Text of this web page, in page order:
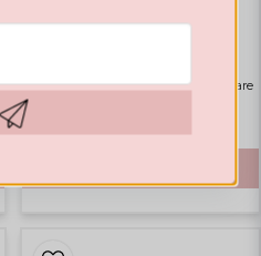
Highlights Bästsäljare